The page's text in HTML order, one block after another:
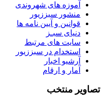
آموزه های شهروندی
منشور سبززیور
قوانین و آیین نامه ها
دنیای سبـز
سایت های مرتبط
استخدام در سبززیور
آرشیو اخبار
آمار و ارقام
تصاویر منتخب